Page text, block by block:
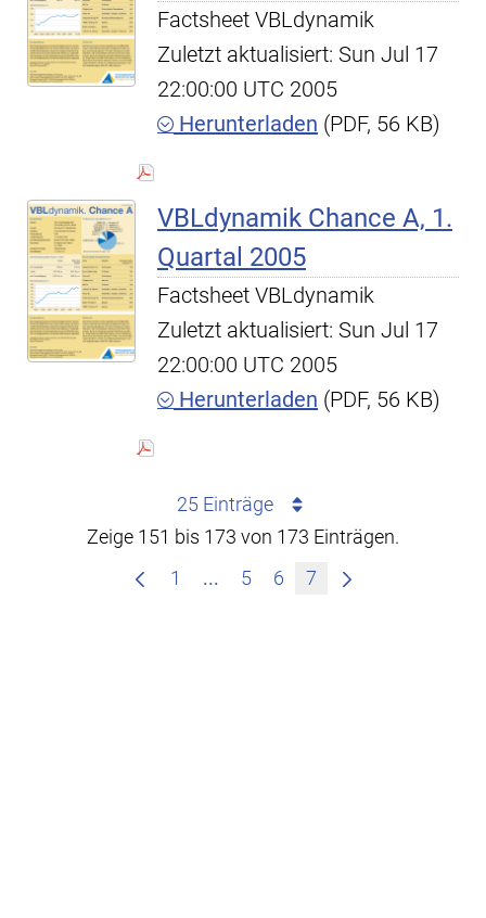
Factsheet VBLdynamik
Zuletzt aktualisiert: Sun Jul 17
22:00:00 UTC 2005
Herunterladen (PDF, 56 KB)
VBLdynamik Chance A, 1.
Quartal 2005
Factsheet VBLdynamik
Zuletzt aktualisiert: Sun Jul 17
22:00:00 UTC 2005
Herunterladen (PDF, 56 KB)
25 Einträge
Zeige 151 bis 173 von 173 Einträgen.
1
... Zwischenseiten Navigieren
5 6 7